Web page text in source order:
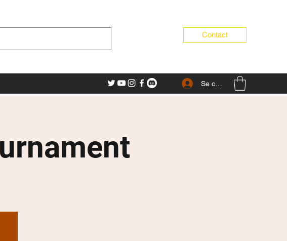
Contact
Se connecter